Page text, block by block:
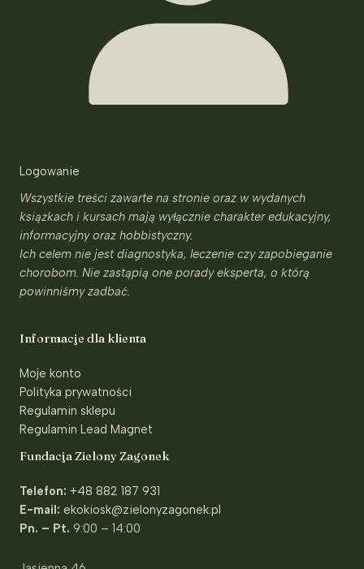
Logowanie
Wszystkie treści zawarte na stronie oraz w wydanych
książkach i kursach mają wyłącznie charakter edukacyjny,
informacyjny oraz hobbistyczny.
Ich celem nie jest diagnostyka, leczenie czy zapobieganie
chorobom. Nie zastąpią one porady eksperta, o którą
powinniśmy zadbać.
Informacje dla klienta
Moje konto
Polityka prywatności
Regulamin sklepu
Regulamin Lead Magnet
Fundacja Zielony Zagonek
Telefon: +48 882 187 931
E-mail: ekokiosk@zielonyzagonek.pl
Pn. – Pt. 9:00 – 14:00